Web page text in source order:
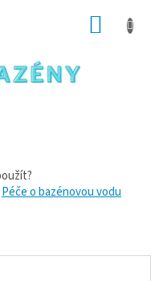
Péče o bazénovou vodu